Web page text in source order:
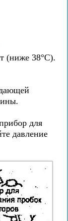
(ниже 38°C).
для
давление